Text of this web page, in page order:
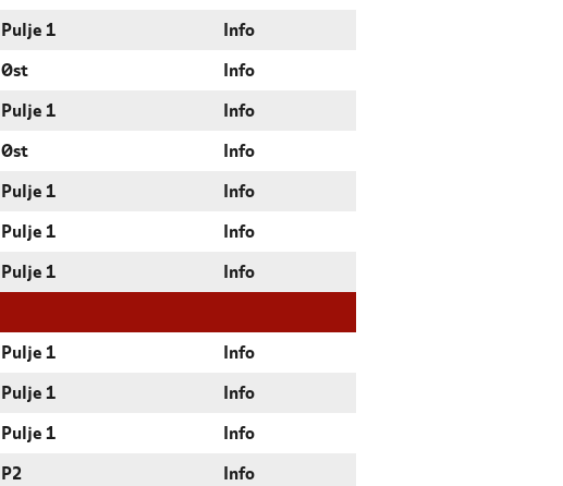
Pulje 1 Info
Øst Info
Pulje 1 Info
Øst Info
Pulje 1 Info
Pulje 1 Info
Pulje 1 Info
Pulje 1 Info
Pulje 1 Info
Pulje 1 Info
P2 Info